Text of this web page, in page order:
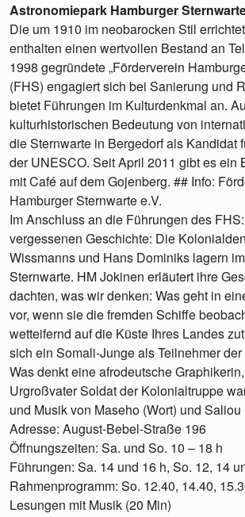
Astronomiepark Hamburger
Die um 1910 im neobarocken Stil
enthalten einen wertvollen Bestand an
1998 gegründete „Förderverein
(FHS) engagiert sich bei Sanierung und
bietet Führungen im Kulturdenkmal an.
kulturhistorischen Bedeutung von
die Sternwarte in Bergedorf als Kandidat
der UNESCO. Seit April 2011 gibt es ein
mit Café auf dem Gojenberg. ## Info:
Hamburger Sternwarte e.V.
Im Anschluss an die Führungen des
vergessenen Geschichte: Die
Wissmanns und Hans Dominiks lagern
Sternwarte. HM Jokinen erläutert ihre
dachten, was wir denken: Was geht in
vor, wenn sie die fremden Schiffe
wetteifernd auf die Küste Ihres Landes
sich ein Somali-Junge als Teilnehmer
Was denkt eine afrodeutsche
Urgroßvater Soldat der Kolonialtruppe
und Musik von Maseho (Wort) und
Adresse: August-Bebel-Straße 196
Öffnungszeiten: Sa. und So. 10 – 18 h
Führungen: Sa. 14 und 16 h, So. 12, 14
Rahmenprogramm: So. 12.40, 14.40,
Lesungen mit Musik (20 Min)